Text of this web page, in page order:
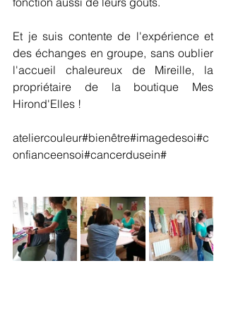
Et je suis contente de l'expérience et
des échanges en groupe, sans oublier
l'accueil chaleureux de Mireille, la
propriétaire de la boutique Mes
Hirond'Elles !
ateliercouleur#bienêtre#imagedesoi#c
onfianceensoi#cancerdusein#